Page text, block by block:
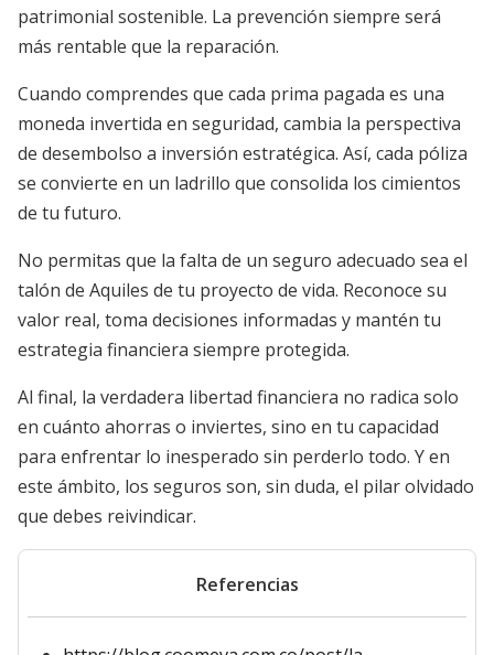
patrimonial sostenible. La prevención siempre será
más rentable que la reparación.
Cuando comprendes que cada prima pagada es una
moneda invertida en seguridad, cambia la perspectiva
de desembolso a inversión estratégica. Así, cada póliza
se convierte en un ladrillo que consolida los cimientos
de tu futuro.
No permitas que la falta de un seguro adecuado sea el
talón de Aquiles de tu proyecto de vida. Reconoce su
valor real, toma decisiones informadas y mantén tu
estrategia financiera siempre protegida.
Al final, la verdadera libertad financiera no radica solo
en cuánto ahorras o inviertes, sino en tu capacidad
para enfrentar lo inesperado sin perderlo todo. Y en
este ámbito, los seguros son, sin duda, el pilar olvidado
que debes reivindicar.
Referencias